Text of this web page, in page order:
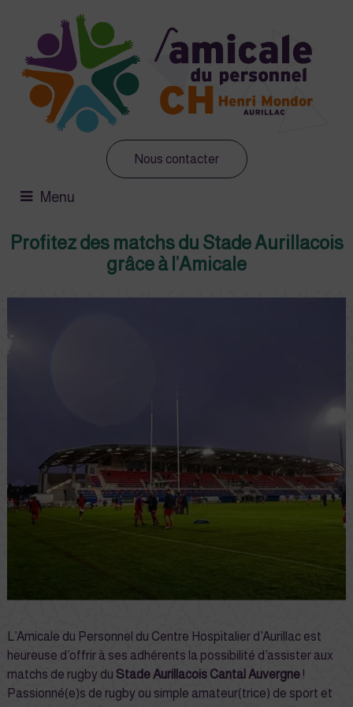
Nous contacter
Menu
Profitez des matchs du Stade Aurillacois
grâce à l’Amicale
L’Amicale du Personnel du Centre Hospitalier d’Aurillac est
heureuse d’offrir à ses adhérents la possibilité d’assister aux
matchs de rugby du Stade Aurillacois Cantal Auvergne!
Passionné(e)s de rugby ou simple amateur(trice) de sport et